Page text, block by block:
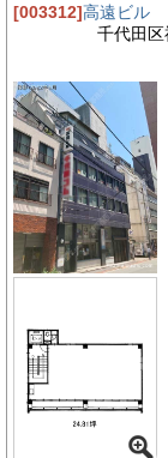
[003312]高遠ビル
千代田